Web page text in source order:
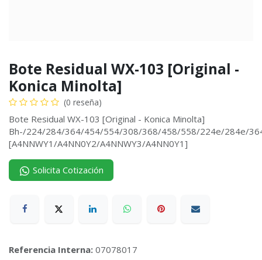
Bote Residual WX-103 [Original -
Konica Minolta]
(0 reseña)
Bote Residual WX-103 [Original - Konica Minolta]
Bh-/224/284/364/454/554/308/368/458/558/224e/284e/
[A4NNWY1/A4NN0Y2/A4NNWY3/A4NN0Y1]
Solicita Cotización
Referencia Interna: 07078017